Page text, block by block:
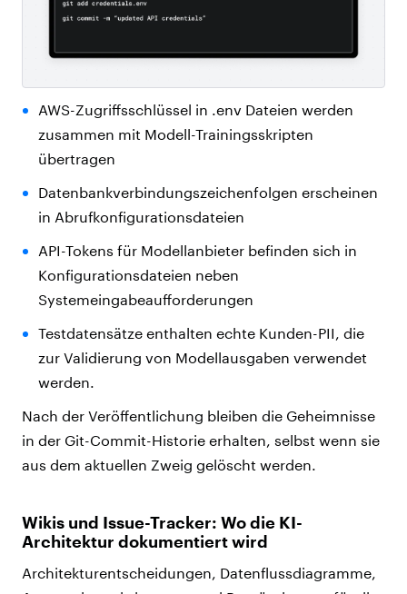
AWS-Zugriffsschlüssel in .env Dateien werden
zusammen mit Modell-Trainingsskripten
übertragen
Datenbankverbindungszeichenfolgen erscheinen
in Abrufkonfigurationsdateien
API-Tokens für Modellanbieter befinden sich in
Konfigurationsdateien neben
Systemeingabeaufforderungen
Testdatensätze enthalten echte Kunden-PII, die
zur Validierung von Modellausgaben verwendet
werden.
Nach der Veröffentlichung bleiben die Geheimnisse
in der Git-Commit-Historie erhalten, selbst wenn sie
aus dem aktuellen Zweig gelöscht werden.
Wikis und Issue-Tracker: Wo die KI-
Architektur dokumentiert wird
Architekturentscheidungen, Datenflussdiagramme,